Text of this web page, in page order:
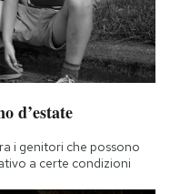
d’estate
i genitori che possono
a certe condizioni